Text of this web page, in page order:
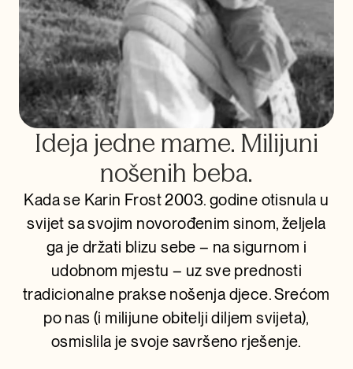
Ideja jedne mame. Milijuni
nošenih beba.
Kada se Karin Frost 2003. godine otisnula u
svijet sa svojim novorođenim sinom, željela
ga je držati blizu sebe – na sigurnom i
udobnom mjestu – uz sve prednosti
tradicionalne prakse nošenja djece. Srećom
po nas (i milijune obitelji diljem svijeta),
osmislila je svoje savršeno rješenje.